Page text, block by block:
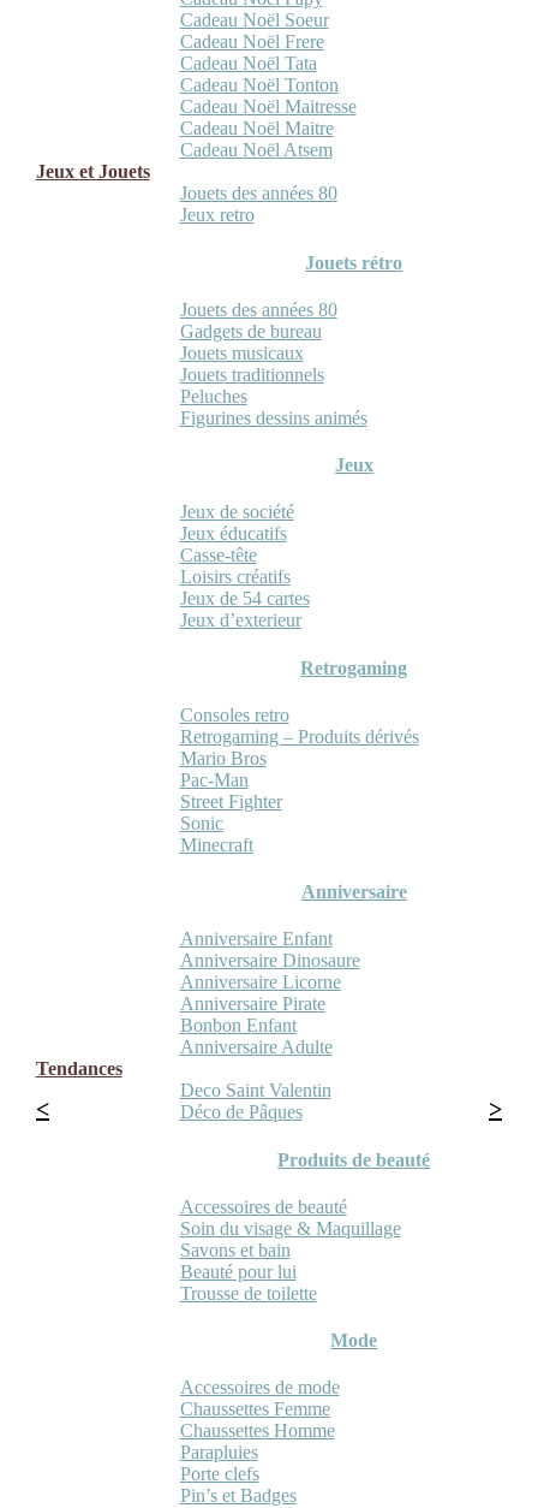
Cadeau Noël Soeur
Cadeau Noël Frere
Cadeau Noël Tata
Cadeau Noël Tonton
Cadeau Noël Maitresse
Cadeau Noël Maitre
Cadeau Noël Atsem
Jeux et Jouets
Jouets des années 80
Jeux retro
Jouets rétro
Jouets des années 80
Gadgets de bureau
Jouets musicaux
Jouets traditionnels
Peluches
Figurines dessins animés
Jeux
Jeux de société
Jeux éducatifs
Casse-tête
Loisirs créatifs
Jeux de 54 cartes
Jeux d’exterieur
Retrogaming
Consoles retro
Retrogaming – Produits dérivés
Mario Bros
Pac-Man
Street Fighter
Sonic
Minecraft
Anniversaire
Anniversaire Enfant
Anniversaire Dinosaure
Anniversaire Licorne
Anniversaire Pirate
Bonbon Enfant
Anniversaire Adulte
Tendances
Deco Saint Valentin
Déco de Pâques
Produits de beauté
Accessoires de beauté
Soin du visage & Maquillage
Savons et bain
Beauté pour lui
Trousse de toilette
Mode
Accessoires de mode
Chaussettes Femme
Chaussettes Homme
Parapluies
Porte clefs
Pin’s et Badges